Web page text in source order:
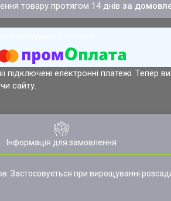
товару протягом 14 днівза
підключені електронні платежі. Тепер
сайту.
Інформація для замовлення
Застосовується при вирощуванні